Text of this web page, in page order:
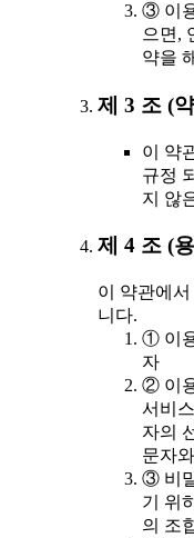
③ 이
으면,
약을
제 3 조 (
이 약
규정
지 않
제 4 조 (
이 약관에
니다.
① 이
자
② 이
서비
자의
문자
③ 비
기 위
의 조